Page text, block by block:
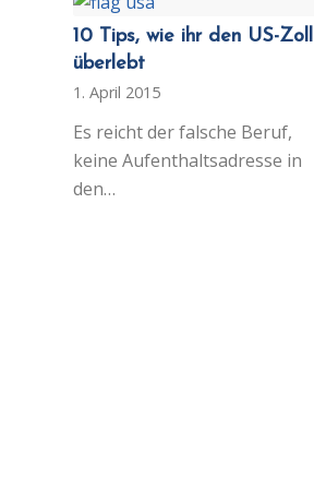
10 Tips, wie ihr den US-Zoll
überlebt
1. April 2015
Es reicht der falsche Beruf,
keine Aufenthaltsadresse in
den…